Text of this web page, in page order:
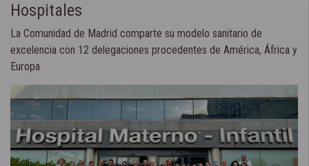
Hospitales
La Comunidad de Madrid comparte su modelo sanitario de
excelencia con 12 delegaciones procedentes de América, África y
Europa